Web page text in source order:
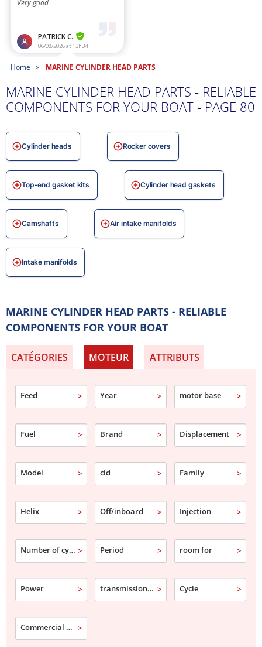
Home MARINE CYLINDER HEAD PARTS
MARINE CYLINDER HEAD PARTS - RELIABLE
COMPONENTS FOR YOUR BOAT - PAGE 80
Cylinder heads Rocker covers
Top-end gasket kits Cylinder head gaskets
Camshafts Air intake manifolds
Intake manifolds
MARINE CYLINDER HEAD PARTS - RELIABLE
COMPONENTS FOR YOUR BOAT
CATÉGORIES MOTEUR
Feed Year motor base
Fuel Brand Displacement
Model cid Family
Helix Off/inboard Injection
Number of cylinder Period room for
Power transmission type Cycle
Commercial designation
ATTRIBUTS